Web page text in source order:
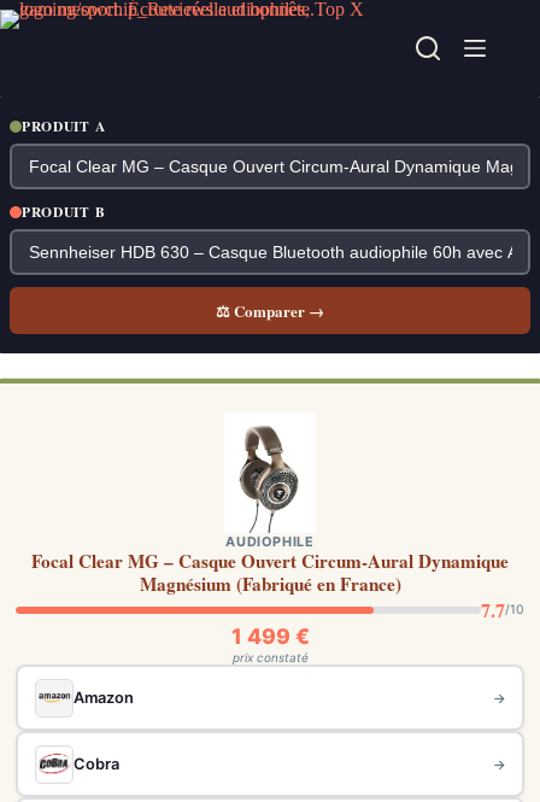
Passer
au
PRODUIT A
PRODUIT B
⚖ Comparer →
AUDIOPHILE
Focal Clear MG – Casque Ouvert Circum-Aural Dynamique
Magnésium (Fabriqué en France)
7.7/10
1 499 €
prix constaté
Amazon →
Cobra →